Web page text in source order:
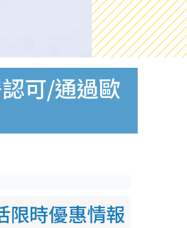
可/通過歐
限時優惠情報